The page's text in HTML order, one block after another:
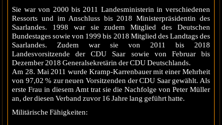
Sie war von 2000 bis 2011 Landesministerin in verschiedenen
Ressorts und im Anschluss bis 2018 Ministerpräsidentin des
Saarlandes. 1998 war sie zudem Mitglied des Deutschen
Bundestages sowie von 1999 bis 2018 Mitglied des Landtags des
Saarlandes. Zudem war sie von 2011 bis 2018
Landesvorsitzende der CDU Saar sowie von Februar bis
Dezember 2018 Generalsekretärin der CDU Deutschlands.
Am 28. Mai 2011 wurde Kramp-Karrenbauer mit einer Mehrheit
von 97,02 % zur neuen Vorsitzenden der CDU Saar gewählt. Als
erste Frau in diesem Amt trat sie die Nachfolge von Peter Müller
an, der diesen Verband zuvor 16 Jahre lang geführt hatte.
Militärische Fähigkeiten: